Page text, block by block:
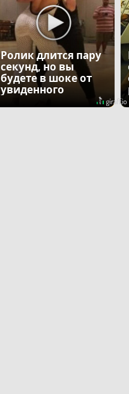
Ролик длится пару
секунд, но вы
будете в шоке от
увиденного